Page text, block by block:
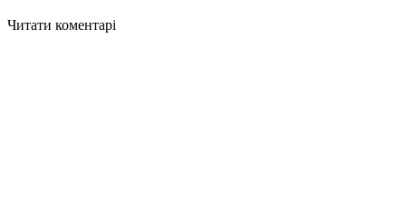
Читати коментарі